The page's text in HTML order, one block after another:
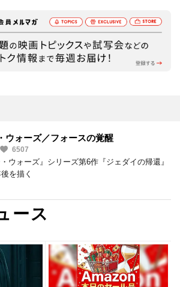
ウォーズ／フォースの覚醒
6507
・ウォーズ』シリーズ第6作『ジェダイの帰還』
を描く
ース